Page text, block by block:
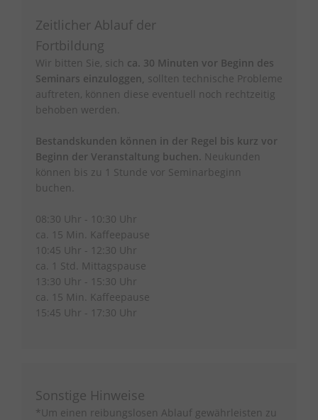
Zeitlicher Ablauf der
Fortbildung
Wir bitten Sie, sich ca. 30 Minuten vor Beginn des
Seminars einzuloggen, sollten technische Probleme
auftreten, können diese eventuell noch rechtzeitig
behoben werden.
Bestandskunden können in der Regel bis kurz vor
Beginn der Veranstaltung buchen. Neukunden
können bis zu 1 Stunde vor Seminarbeginn
buchen.
08:30 Uhr - 10:30 Uhr
ca. 15 Min. Kaffeepause
10:45 Uhr - 12:30 Uhr
ca. 1 Std. Mittagspause
13:30 Uhr - 15:30 Uhr
ca. 15 Min. Kaffeepause
15:45 Uhr - 17:30 Uhr
Sonstige Hinweise
*Um einen reibungslosen Ablauf gewährleisten zu